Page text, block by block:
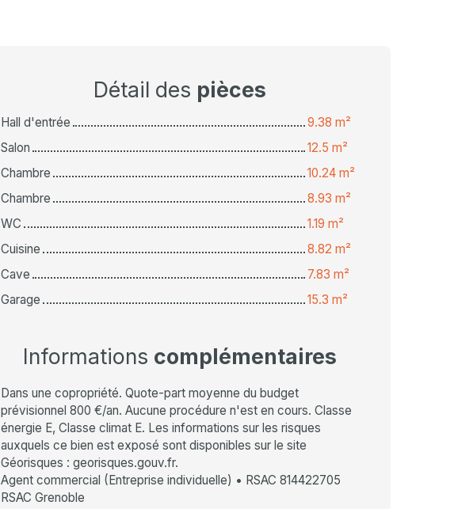
Détail des pièces
Hall d'entrée
9.38 m²
Salon
12.5 m²
Chambre
10.24 m²
Chambre
8.93 m²
WC
1.19 m²
Cuisine
8.82 m²
Cave
7.83 m²
Garage
15.3 m²
Informations complémentaires
Dans une copropriété. Quote-part moyenne du budget
prévisionnel 800 €/an. Aucune procédure n'est en cours. Classe
énergie E, Classe climat E. Les informations sur les risques
auxquels ce bien est exposé sont disponibles sur le site
Géorisques : georisques.gouv.fr.
Agent commercial (Entreprise individuelle) • RSAC 814422705
RSAC Grenoble